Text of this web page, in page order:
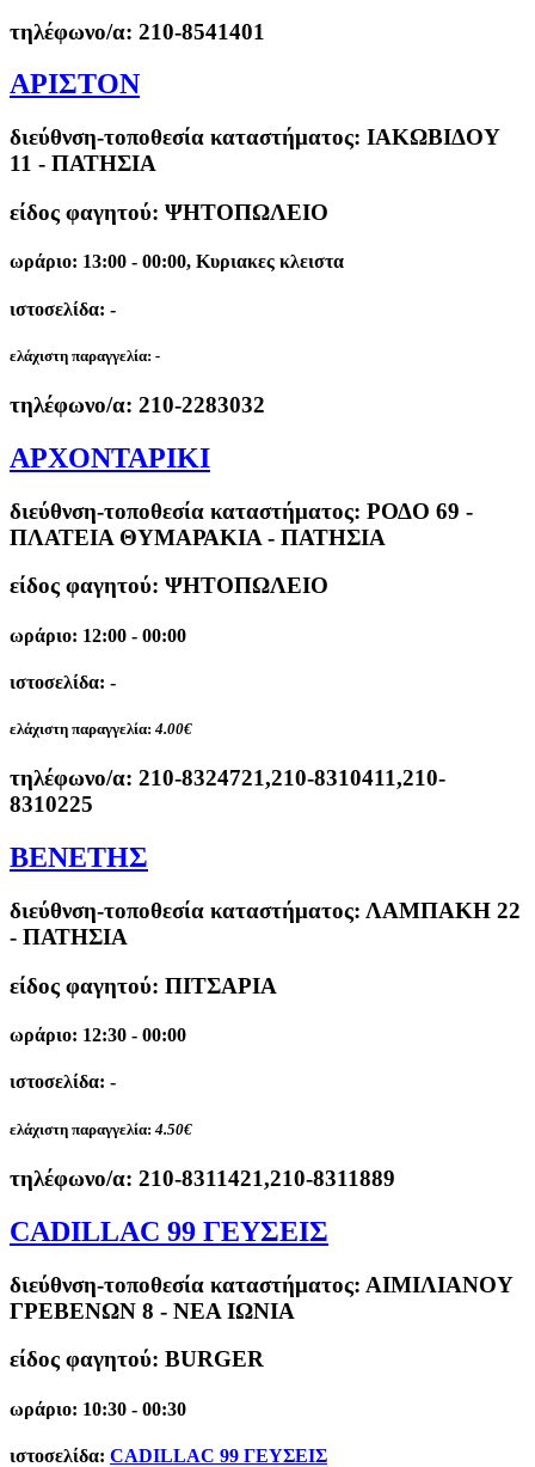
τηλέφωνο/α: 210-8541401
ΑΡΙΣΤΟΝ
διεύθνση-τοποθεσία καταστήματος: ΙΑΚΩΒΙΔΟΥ
11 - ΠΑΤΗΣΙΑ
είδος φαγητού: ΨΗΤΟΠΩΛΕΙΟ
ωράριο: 13:00 - 00:00, Κυριακες κλειστα
ιστοσελίδα: -
ελάχιστη παραγγελία: -
τηλέφωνο/α: 210-2283032
ΑΡΧΟΝΤΑΡΙΚΙ
διεύθνση-τοποθεσία καταστήματος: ΡΟΔΟ 69 -
ΠΛΑΤΕΙΑ ΘΥΜΑΡΑΚΙΑ - ΠΑΤΗΣΙΑ
είδος φαγητού: ΨΗΤΟΠΩΛΕΙΟ
ωράριο: 12:00 - 00:00
ιστοσελίδα: -
ελάχιστη παραγγελία: 4.00€
τηλέφωνο/α: 210-8324721,210-8310411,210-
8310225
ΒΕΝΕΤΗΣ
διεύθνση-τοποθεσία καταστήματος: ΛΑΜΠΑΚΗ 22
- ΠΑΤΗΣΙΑ
είδος φαγητού: ΠΙΤΣΑΡΙΑ
ωράριο: 12:30 - 00:00
ιστοσελίδα: -
ελάχιστη παραγγελία: 4.50€
τηλέφωνο/α: 210-8311421,210-8311889
CADILLAC 99 ΓΕΥΣΕΙΣ
διεύθνση-τοποθεσία καταστήματος: ΑΙΜΙΛΙΑΝΟΥ
ΓΡΕΒΕΝΩΝ 8 - ΝΕΑ ΙΩΝΙΑ
είδος φαγητού: BURGER
ωράριο: 10:30 - 00:30
ιστοσελίδα: CADILLAC 99 ΓΕΥΣΕΙΣ